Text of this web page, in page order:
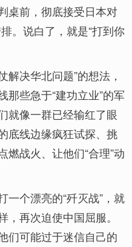
桌前，彻底接受日本对
。说白了，就是“打到你
解决华北问题”的想法，
那些急于“建功立业”的军
就像一群已经输红了眼
底线边缘疯狂试探、挑
燃战火、让他们“合理”动
一个漂亮的“歼灭战”，就
再次迫使中国屈服。
们可能过于迷信自己的